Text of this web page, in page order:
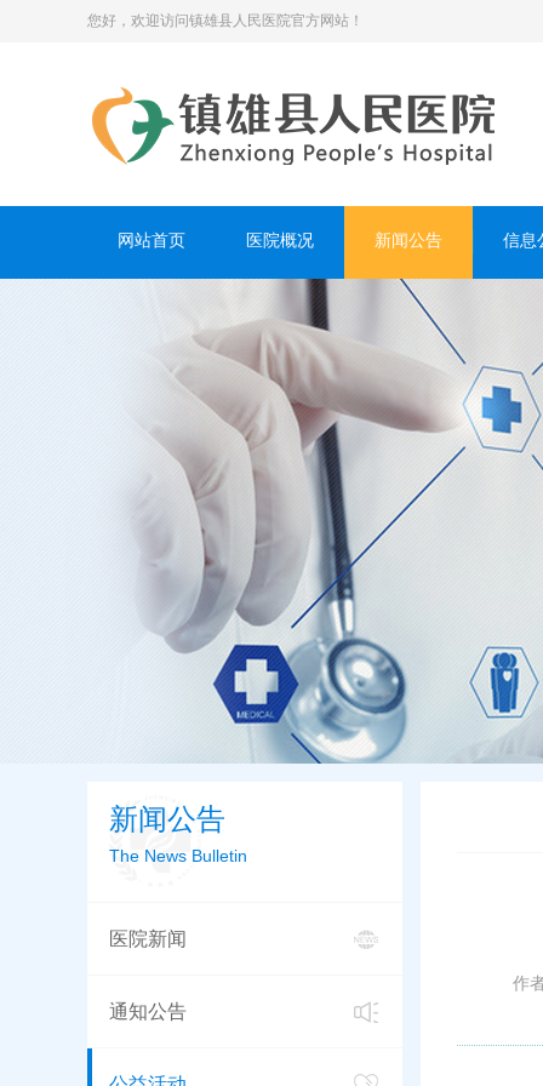
您好，欢迎访问镇雄县人民医院官方网站！
网站首页 医院概况 新闻公告 信息
新闻公告
The News Bulletin
医院新闻
通知公告
作